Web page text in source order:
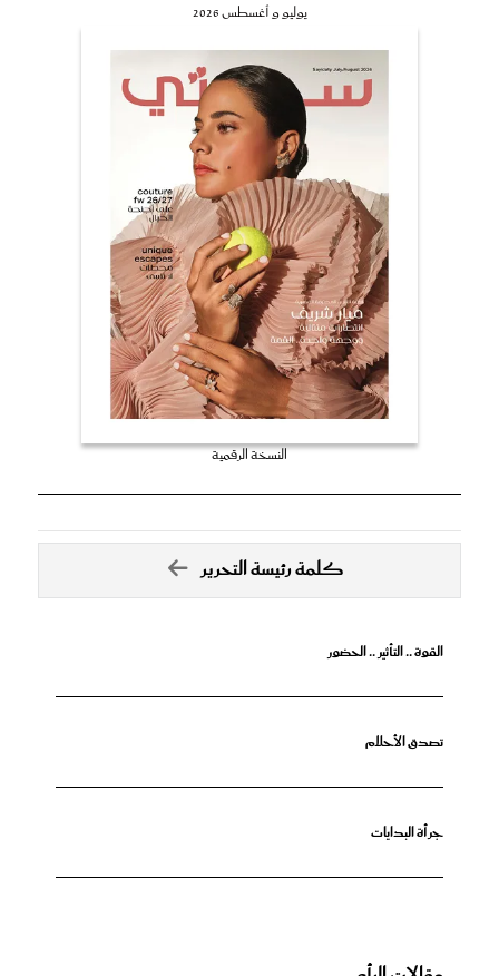
يوليو و أغسطس 2026
النسخة الرقمية
كلمة رئيسة التحرير
القوة .. التأثير .. الحضور
تصدق الأحلام
جرأة البدايات